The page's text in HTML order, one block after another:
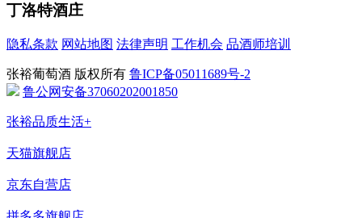
丁洛特酒庄
隐私条款 网站地图 法律声明 工作机会 品酒师培训
张裕葡萄酒 版权所有 鲁ICP备05011689号-2
鲁公网安备37060202001850
张裕品质生活+
天猫旗舰店
京东自营店